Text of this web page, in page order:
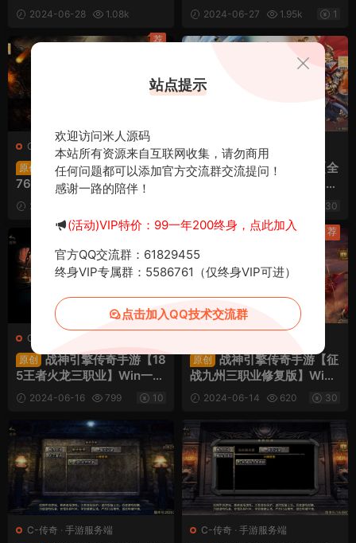
版】Win一键服务端+安卓+
GM授权物品后台+视频架设
教程
2024-06-28
1.08k
Win一键服务端+PC安卓互
通客户端+视频架设教程
2024-06-27 1.95k 1
C-传奇 · 手游服务端
原创
战神引擎传奇手游【1.
76东晟复古追忆复古第四
季】Win一键服务端+安卓苹
果双端+GM授权物品后台
+视频架设教程
2024-06-17
荐
C-传奇· 手游服务端
原创 战神引擎传奇手游【全
1】Win一键服务端+安卓苹
果双端+GM授权后台+视频
架设教程
30
C-传奇
原创
战神引擎传奇手游【18
5王者火龙三职业】Win一键
服务端+GM授权后台+安卓
苹果双端+视频架设教程
2024-06-16 799 10
原创
战神引擎传奇手游【征
战九州三职业修复版】Win
一键服务端+安卓苹果双端+
GM授权后台+视频架设教程
2024-06-14 620 30
荐
C-传奇 · 手游服务端
C-传奇 · 手游服务端
站点提示
欢迎访问米人源码
本站所有资源来自互联网收集，请勿商用
任何问题都可以添加官方交流群交流提问！
感谢一路的陪伴！
(活动)VIP特价：99一年200终身，点此加入
官方QQ交流群：61829455
终身VIP专属群：5586761（仅终身VIP可进）
点击加入QQ技术交流群